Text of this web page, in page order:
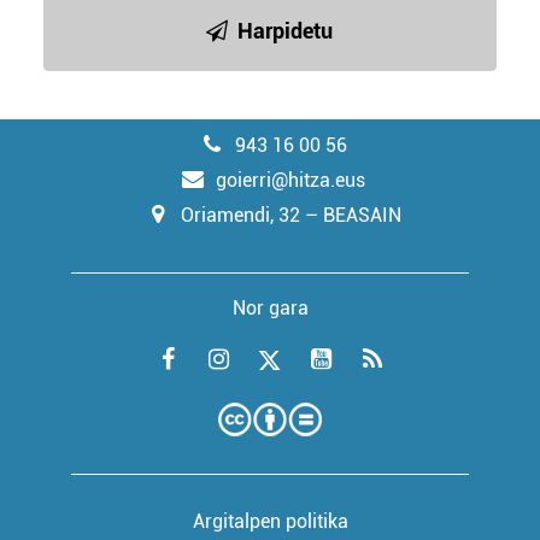
Harpidetu
943 16 00 56
goierri@hitza.eus
Oriamendi, 32 – BEASAIN
Nor gara
Argitalpen politika